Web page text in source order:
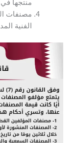
منتجها
مصنفات
الفنية